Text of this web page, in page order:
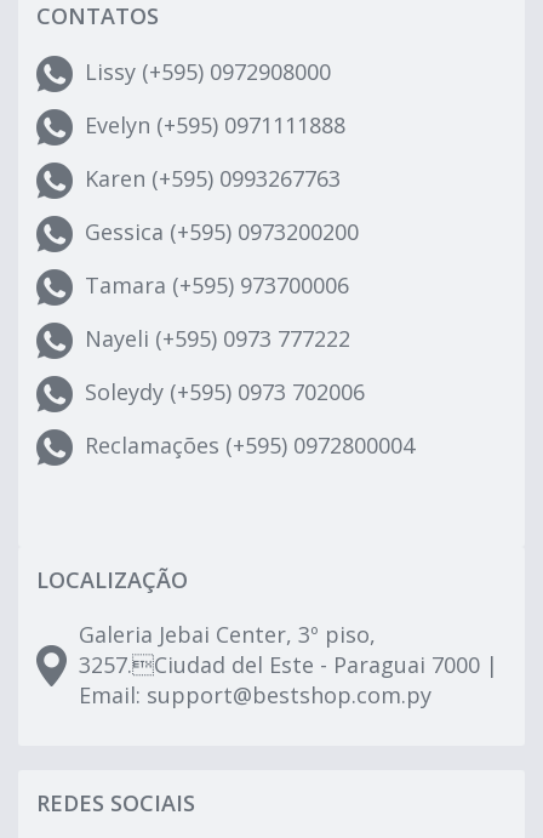
CONTATOS
Lissy (+595) 0972908000
Evelyn (+595) 0971111888
Karen (+595) 0993267763
Gessica (+595) 0973200200
Tamara (+595) 973700006
Nayeli (+595) 0973 777222
Soleydy (+595) 0973 702006
Reclamações (+595) 0972800004
LOCALIZAÇÃO
Galeria Jebai Center, 3º piso,
3257.Ciudad del Este - Paraguai 7000 |
Email: support@bestshop.com.py
REDES SOCIAIS